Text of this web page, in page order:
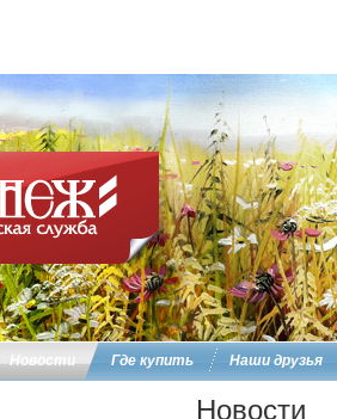
Новости Где купить Наши друзья
Новости